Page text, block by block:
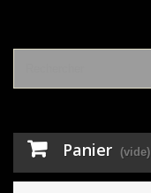
Panier (vide)